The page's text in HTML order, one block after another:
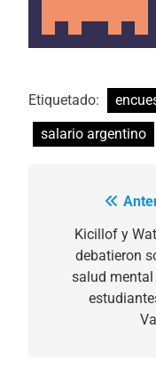
Etiquetado:
salario argentino
entradas
Kicillof y
debatieron
salud mental